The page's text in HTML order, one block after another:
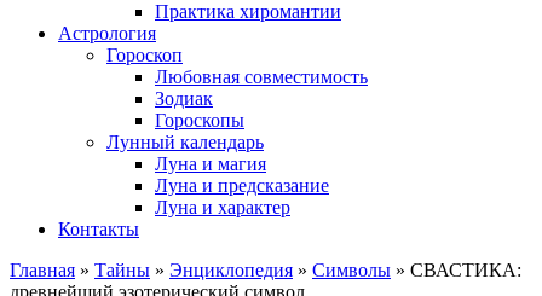
Практика хиромантии
Астрология
Гороскоп
Любовная совместимость
Зодиак
Гороскопы
Лунный календарь
Луна и магия
Луна и предсказание
Луна и характер
Контакты
Главная » Тайны » Энциклопедия » Символы » СВАСТИКА:
древнейший эзотерический символ